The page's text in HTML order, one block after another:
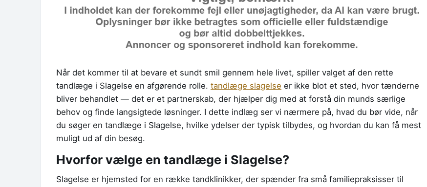
Når det kommer til at bevare et sundt smil gennem hele livet, spiller valget af den rette
tandlæge i Slagelse en afgørende rolle. tandlæge slagelse er ikke blot et sted, hvor tænderne
bliver behandlet — det er et partnerskab, der hjælper dig med at forstå din munds særlige
behov og finde langsigtede løsninger. I dette indlæg ser vi nærmere på, hvad du bør vide, når
du søger en tandlæge i Slagelse, hvilke ydelser der typisk tilbydes, og hvordan du kan få mest
muligt ud af din besøg.
Hvorfor vælge en tandlæge i Slagelse?
Slagelse er hjemsted for en række tandklinikker, der spænder fra små familiepraksisser til